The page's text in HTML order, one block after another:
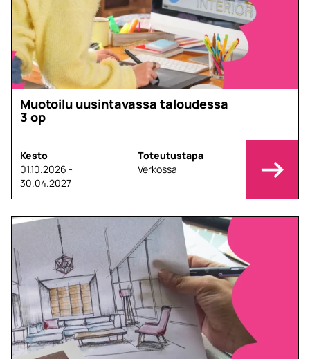
Muotoilu uusintavassa taloudessa
3 op
Kesto
01.10.2026 -
30.04.2027
Toteutustapa
Verkossa